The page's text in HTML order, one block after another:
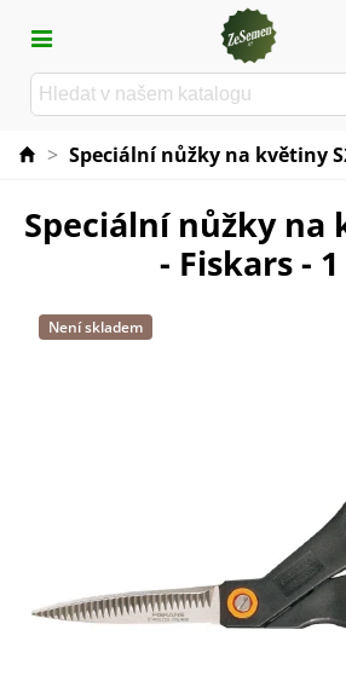
> Speciální nůžky na květiny
Speciální nůžky na
- Fiskars -
Není skladem